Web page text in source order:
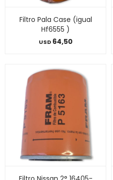
Filtro Pala Case (igual
Hf6555 )
USD 64,50